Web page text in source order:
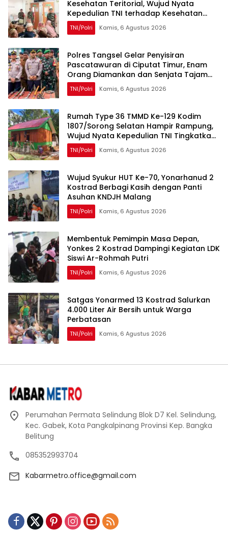
Kesehatan Teritorial, Wujud Nyata
Kepedulian TNI terhadap Kesehatan
Masyarakat
TNI/Polri Kamis, 6 Agustus 2026
Polres Tangsel Gelar Penyisiran
Pascatawuran di Ciputat Timur, Enam
Orang Diamankan dan Senjata Tajam
Disita
TNI/Polri Kamis, 6 Agustus 2026
Rumah Type 36 TMMD Ke-129 Kodim
1807/Sorong Selatan Hampir Rampung,
Wujud Nyata Kepedulian TNI Tingkatkan
Kesejahteraan Warga
TNI/Polri Kamis, 6 Agustus 2026
Wujud Syukur HUT Ke-70, Yonarhanud 2
Kostrad Berbagi Kasih dengan Panti
Asuhan KNDJH Malang
TNI/Polri Kamis, 6 Agustus 2026
Membentuk Pemimpin Masa Depan,
Yonkes 2 Kostrad Dampingi Kegiatan LDK
Siswi Ar-Rohmah Putri
TNI/Polri Kamis, 6 Agustus 2026
Satgas Yonarmed 13 Kostrad Salurkan
4.000 Liter Air Bersih untuk Warga
Perbatasan
TNI/Polri Kamis, 6 Agustus 2026
Perumahan Permata Selindung Blok D7 Kel. Selindung,
Kec. Gabek, Kota Pangkalpinang Provinsi Kep. Bangka
Belitung
085352993704
Kabarmetro.office@gmail.com